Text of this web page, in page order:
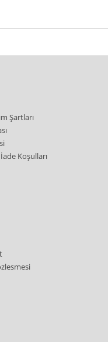
Şartları
Koşulları